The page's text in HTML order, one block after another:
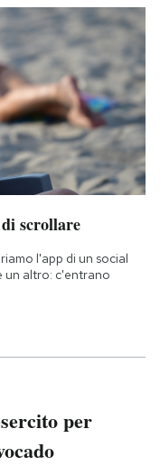
scrollare
l'app di un social
un altro: c'entrano
per